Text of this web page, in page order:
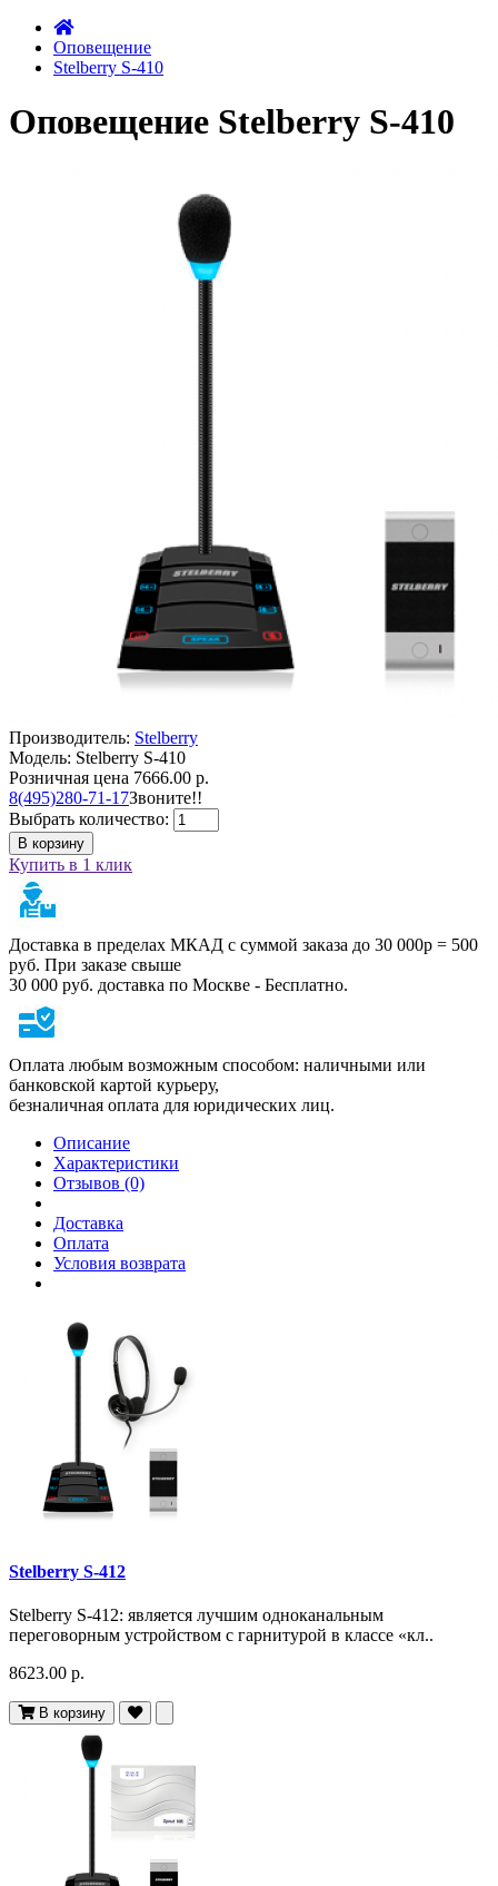
Оповещение
Stelberry S-410
Оповещение Stelberry S-410
Производитель: Stelberry
Модель: Stelberry S-410
Розничная цена 7666.00 р.
8(495)280-71-17Звоните!!
Выбрать количество:
В корзину
Купить в 1 клик
Доставка в пределах МКАД с суммой заказа до 30 000р = 500
руб. При заказе свыше
30 000 руб. доставка по Москве - Бесплатно.
Оплата любым возможным способом: наличными или
банковской картой курьеру,
безналичная оплата для юридических лиц.
Описание
Характеристики
Отзывов (0)
Доставка
Оплата
Условия возврата
Stelberry S-412
Stelberry S-412: является лучшим одноканальным
переговорным устройством с гарнитурой в классе «кл..
8623.00 р.
В корзину